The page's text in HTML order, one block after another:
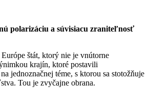
polarizáciu a súvisiacu zraniteľnosť
štát, ktorý nie je vnútorne
krajín, ktoré postavili
jednoznačnej téme, s ktorou sa stotožňuje
Tou je zvyčajne obrana.